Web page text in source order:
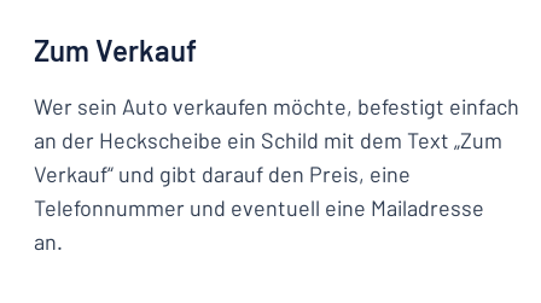
Zum Verkauf
Wer sein Auto verkaufen möchte, befestigt einfach
an der Heckscheibe ein Schild mit dem Text „Zum
Verkauf“ und gibt darauf den Preis, eine
Telefonnummer und eventuell eine Mailadresse
an.